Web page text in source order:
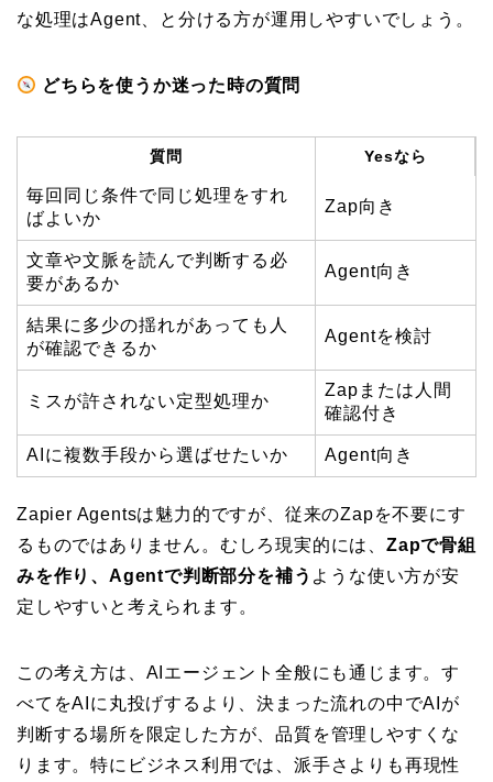
な処理はAgent、と分ける方が運用しやすいでしょう。
どちらを使うか迷った時の質問
質問 Yesなら
毎回同じ条件で同じ処理をすれ
ばよいか
Zap向き
文章や文脈を読んで判断する必
要があるか
Agent向き
結果に多少の揺れがあっても人
が確認できるか
Agentを検討
ミスが許されない定型処理か
Zapまたは人間
確認付き
AIに複数手段から選ばせたいか Agent向き
Zapier Agentsは魅力的ですが、従来のZapを不要にす
るものではありません。むしろ現実的には、Zapで骨組
みを作り、Agentで判断部分を補う ような使い方が安
定しやすいと考えられます。
この考え方は、AIエージェント全般にも通じます。す
べてをAIに丸投げするより、決まった流れの中でAIが
判断する場所を限定した方が、品質を管理しやすくな
ります。特にビジネス利用では、派手さよりも再現性